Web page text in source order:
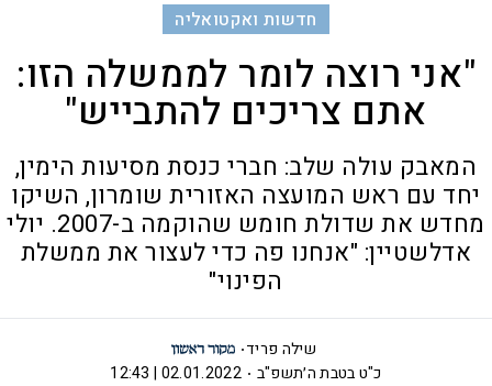
חדשות ואקטואליה
"אני רוצה לומר לממשלה הזו:
אתם צריכים להתבייש"
המאבק עולה שלב: חברי כנסת מסיעות הימין,
יחד עם ראש המועצה האזורית שומרון, השיקו
מחדש את שדולת חומש שהוקמה ב-2007. יולי
אדלשטיין: "אנחנו פה כדי לעצור את ממשלת
הפינוי"
שילה פריד
כ"ט בטבת ה׳תשפ"ב
02.01.2022 | 12:43